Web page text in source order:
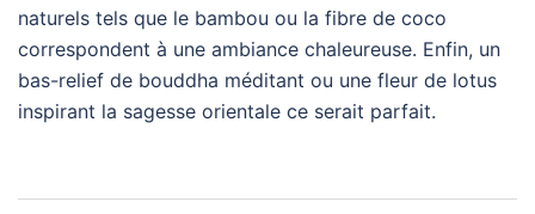
naturels tels que le bambou ou la fibre de coco
correspondent à une ambiance chaleureuse. Enfin, un
bas-relief de bouddha méditant ou une fleur de lotus
inspirant la sagesse orientale ce serait parfait.